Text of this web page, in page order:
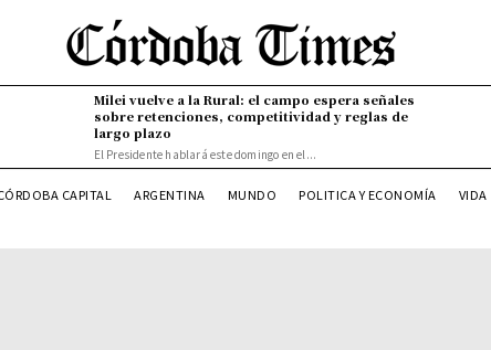
Milei vuelve a la Rural: el campo espera señales
sobre retenciones, competitividad y reglas de
largo plazo
El Presidente hablará este domingo en el...
CAPITAL ARGENTINA MUNDO POLITICA Y ECONOMÍA VIDA